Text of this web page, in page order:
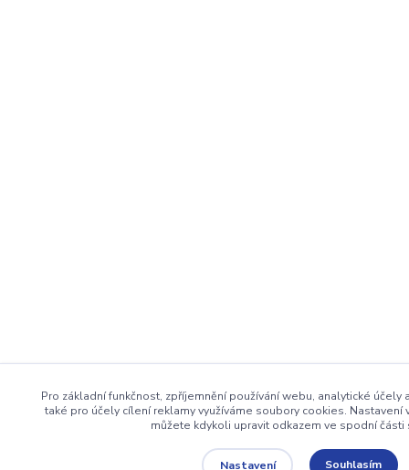
Pro základní funkčnost, zpříjemnění používání webu, analytické
také pro účely cílení reklamy využíváme soubory cookies.
můžete kdykoli upravit odkazem ve spodní části
Nastavení Souhlasím